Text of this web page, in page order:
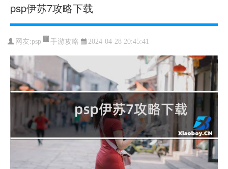
psp伊苏7攻略下载
网友:psp 手游攻略 2024-04-28 20:45:41